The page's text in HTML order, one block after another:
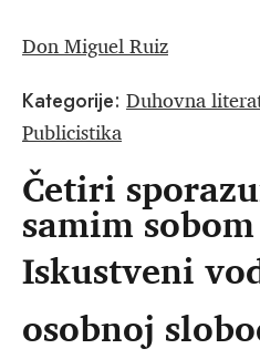
Don Miguel Ruiz
Kategorije: Duhovna
Publicistika
Četiri
samim sobom
Iskustveni
osobnoj